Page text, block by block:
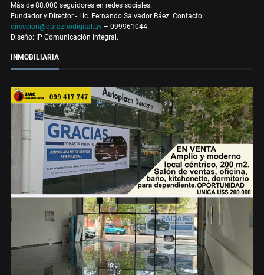
Más de 88.000 seguidores en redes sociales.
Fundador y Director - Lic. Fernando Salvador Báez. Contacto:
direccion@duraznodigital.uy – 099961044.
Diseño: IP Comunicación Integral.
INMOBILIARIA